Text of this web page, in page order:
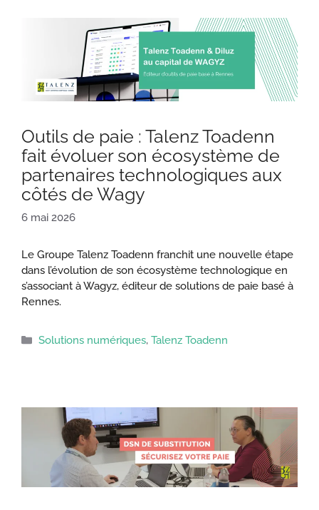
Outils de paie : Talenz Toadenn
fait évoluer son écosystème de
partenaires technologiques aux
côtés de Wagy
6 mai 2026
Le Groupe Talenz Toadenn franchit une nouvelle étape
dans l’évolution de son écosystème technologique en
s’associant à Wagyz, éditeur de solutions de paie basé à
Rennes.
Catégories
Solutions numériques, Talenz Toadenn